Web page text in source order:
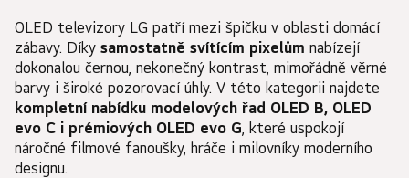
OLED televizory LG patří mezi špičku v oblasti domácí
zábavy. Díky samostatně svítícím pixelům nabízejí
dokonalou černou, nekonečný kontrast, mimořádně věrné
barvy i široké pozorovací úhly. V této kategorii najdete
kompletní nabídku modelových řad OLED B, OLED
evo C i prémiových OLED evo G, které uspokojí
náročné filmové fanoušky, hráče i milovníky moderního
designu.